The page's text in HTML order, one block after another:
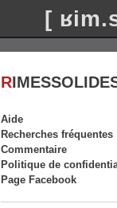
[
R
Aide
Recherches fréquentes
Commentaire
Politique de
Page Facebook